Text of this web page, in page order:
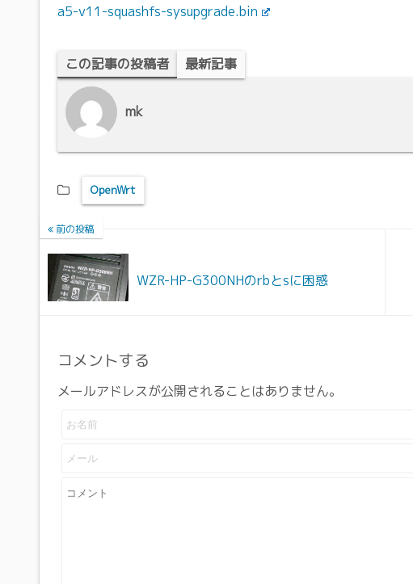
a5-v11-squashfs-sysupgrade.bin
この記事の投稿者 最新記事
mk
OpenWrt
前の投稿
WZR-HP-G300NHのrbとsに困惑
コメントする
メールアドレスが公開されることはありません。